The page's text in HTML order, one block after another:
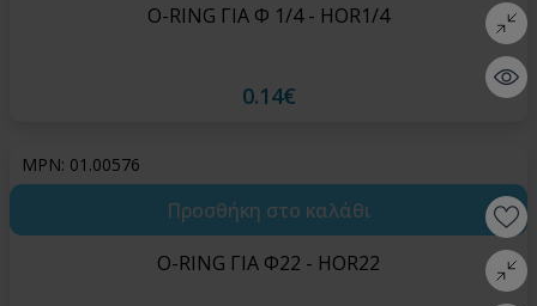
Quick
O-RING ΓΙΑ Φ 1/4 - HOR1/4
0.14€
MPN: 01.00576
Προσθήκη στο καλάθι
O-RING ΓΙΑ Φ22 - HOR22